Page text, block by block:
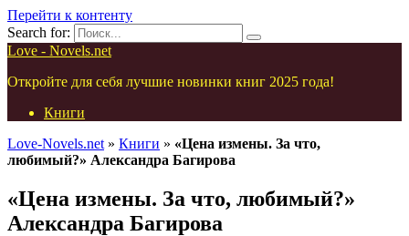
Перейти к контенту
Search for:
Love - Novels.net
Откройте для себя лучшие новинки книг 2025 года!
Книги
Love-Novels.net » Книги » «Цена измены. За что,
любимый?» Александра Багирова
«Цена измены. За что, любимый?»
Александра Багирова